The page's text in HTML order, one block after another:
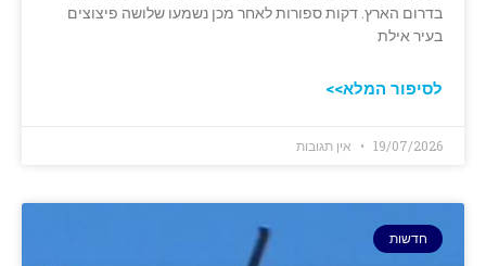
בדרום הארץ. דקות ספורות לאחר מכן נשמעו שלושה פיצוצים
בעיר אילת
לסיפור המלא>>
19/07/2026 אין תגובות
חדשות